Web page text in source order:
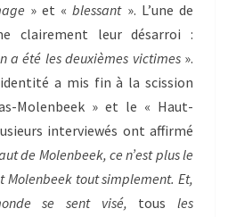
» et «blessant». L’une de
clairement leur désarroi :
a été les deuxièmes victimes».
a mis fin à la scission
Molenbeek » et le « Haut-
interviewés ont affirmé
de Molenbeek, ce n’est plus le
Molenbeek tout simplement. Et,
se sent visé, tous les